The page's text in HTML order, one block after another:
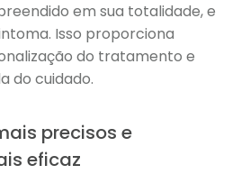
em sua totalidade, e
Isso proporciona
do tratamento e
do cuidado.
precisos e
eficaz